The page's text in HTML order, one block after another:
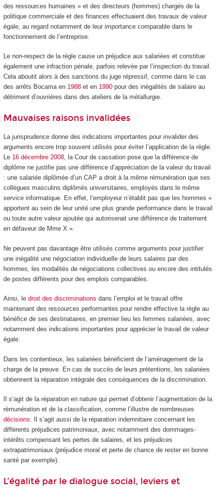
des ressources humaines » et des directeurs (hommes) chargés de la
politique commerciale et des finances effectuaient des travaux de valeur
égale, au regard notamment de leur importance comparable dans le
fonctionnement de l’entreprise.
Le non-respect de la règle cause un préjudice aux salariées et constitue
également une infraction pénale, parfois relevée par l’inspection du travail.
Cela aboutit alors à des sanctions du juge répressif, comme dans le cas
des arrêts Bocama en 1988et en 1990pour des inégalités de salaire au
détriment d’ouvrières dans des ateliers de la métallurgie.
Mauvaises raisons invalidées
La jurisprudence donne des indications importantes pour invalider des
arguments encore trop souvent utilisés pour éviter l’application de la règle.
Le 16 décembre 2008, la Cour de cassation pose que la différence de
diplôme ne justifie pas une différence d’appréciation de la valeur du travail
: une salariée diplômée d’un CAP a droit à la même rémunération que ses
collègues masculins diplômés universitaires, employés dans le même
service informatique. En effet, l’employeur n’établit pas que les hommes «
apportent au sein de leur unité une plus grande performance dans le travail
ou toute autre valeur ajoutée qui autoriserait une différence de traitement
en défaveur de Mme X ».
Ne peuvent pas davantage être utilisés comme arguments pour justifier
une inégalité une négociation individuelle de leurs salaires par des
hommes, les modalités de négociations collectives ou encore des intitulés
de postes différents pour des emplois comparables.
Ainsi, le droit des discriminations dans l’emploi et le travail offre
maintenant des ressources performantes pour rendre effective la règle au
bénéfice de ses destinataires, en premier lieu les femmes salariées, avec
notamment des indications importantes pour apprécier le travail de valeur
égale.
Dans les contentieux, les salariées bénéficient de l’aménagement de la
charge de la preuve. En cas de succès de leurs prétentions, les salariées
obtiennent la réparation intégrale des conséquences de la discrimination.
Il s’agit de la réparation en nature qui permet d’obtenir l’augmentation de la
rémunération et de la classification, comme l’illustre de nombreuses
décisions. Il s’agit aussi de la réparation indemnitaire concernant les
différents préjudices patrimoniaux, avec notamment des dommages-
intérêts compensant les pertes de salaires, et les préjudices
extrapatrimoniaux (préjudice moral et perte de chance de rester en bonne
santé par exemple).
L’égalité par le dialogue social, leviers et